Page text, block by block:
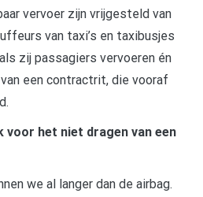
vervoer zijn vrijgesteld van
van taxi’s en taxibusjes
zij passagiers vervoeren én
een contractrit, die vooraf
voor het niet dragen van een
we al langer dan de airbag.